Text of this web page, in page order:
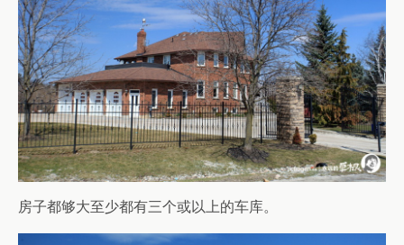
房子都够大至少都有三个或以上的车库。